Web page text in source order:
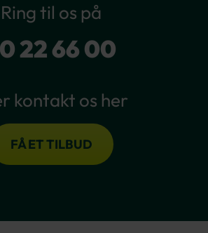
Ring til os på
22 66 00
kontakt os her
FÅ ET TILBUD